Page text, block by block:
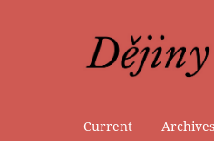
Current Archives